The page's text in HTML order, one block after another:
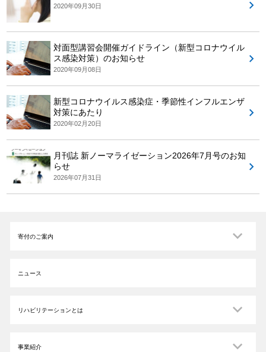
2020年09月30日
対面型講習会開催ガイドライン（新型コロナウイル
ス感染対策）のお知らせ
2020年09月08日
新型コロナウイルス感染症・季節性インフルエンザ
対策にあたり
2020年02月20日
月刊誌 新ノーマライゼーション2026年7月号のお知
らせ
2026年07月31日
寄付のご案内
ニュース
リハビリテーションとは
事業紹介